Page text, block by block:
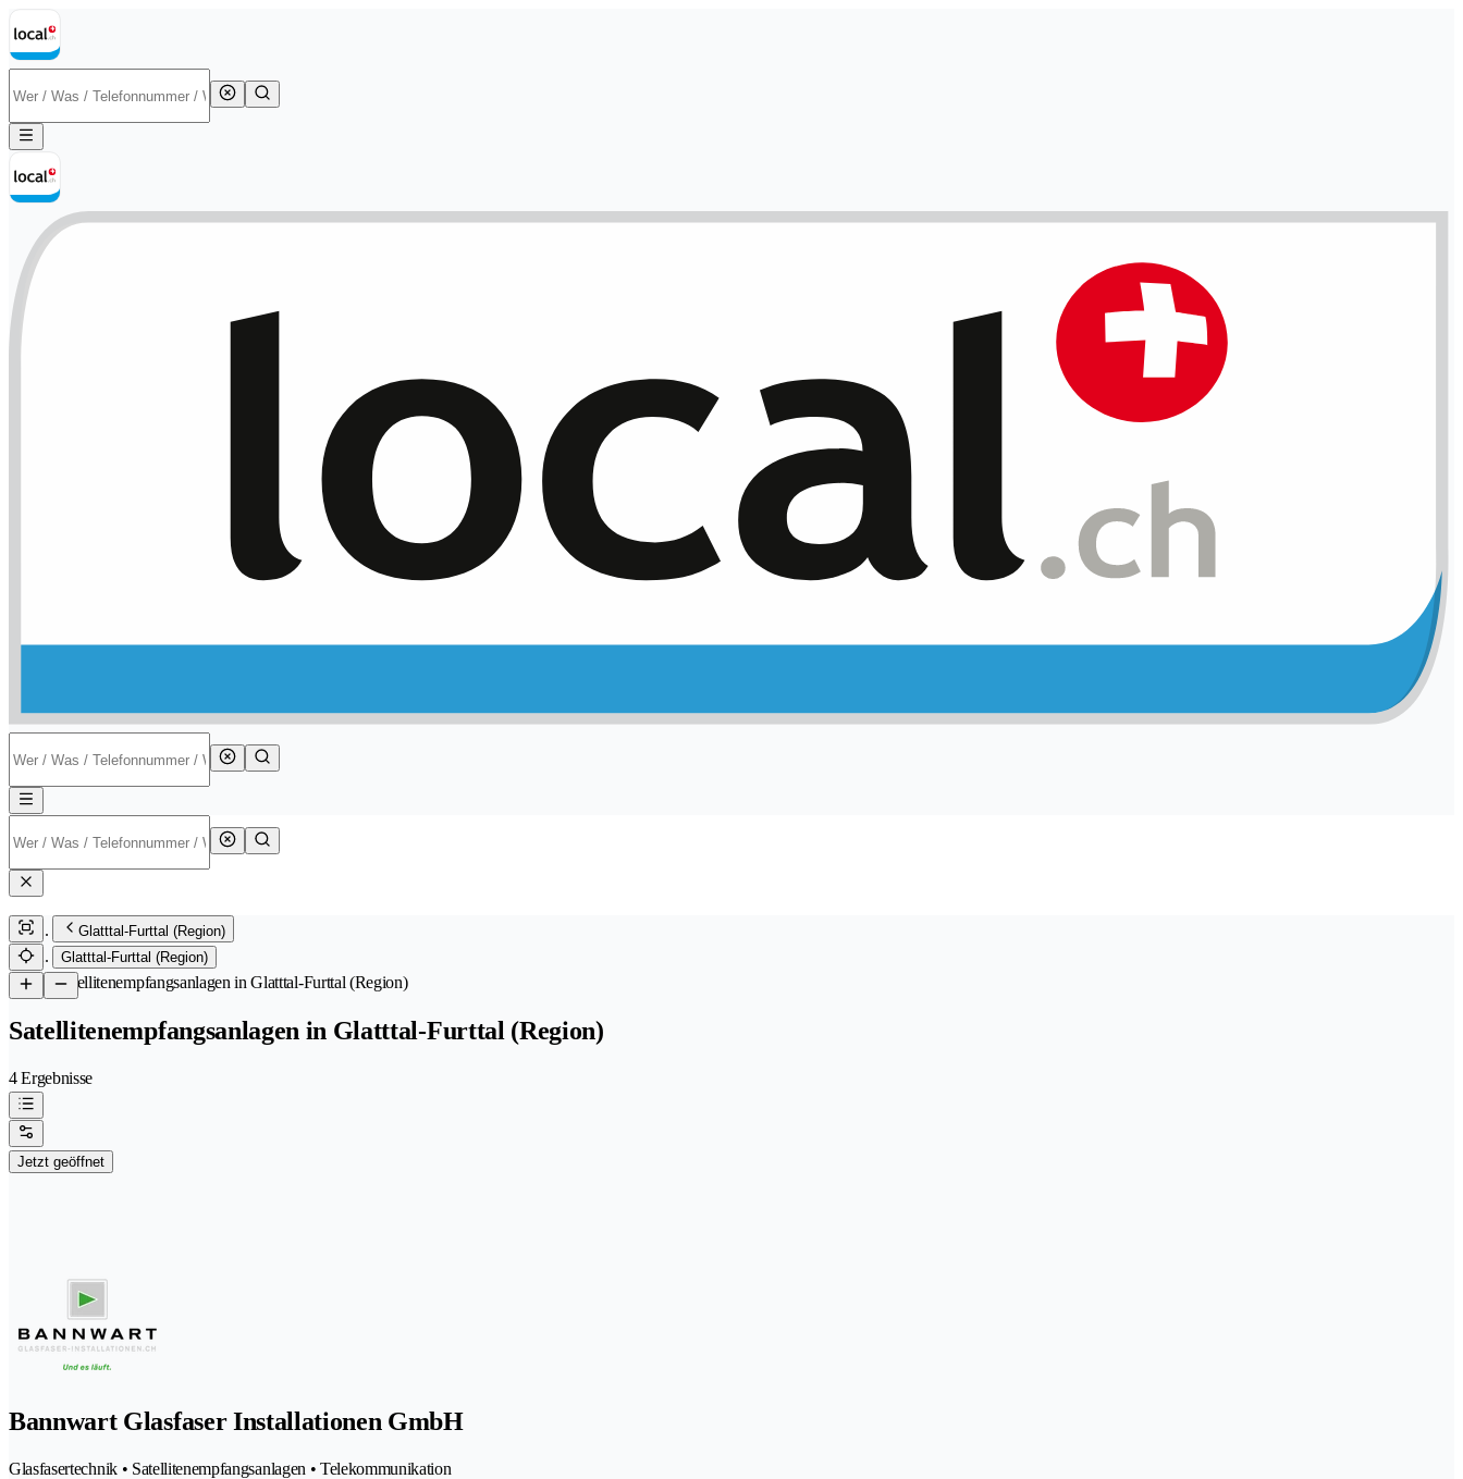
Glatttal-Furttal (Region)
Glatttal-Furttal (Region)
/Satellitenempfangsanlagen in Glatttal-Furttal (Region)
Satellitenempfangsanlagen in Glatttal-Furttal (Region)
4 Ergebnisse
Jetzt geöffnet
Bannwart Glasfaser Installationen GmbH
Glasfasertechnik • Satellitenempfangsanlagen • Telekommunikation